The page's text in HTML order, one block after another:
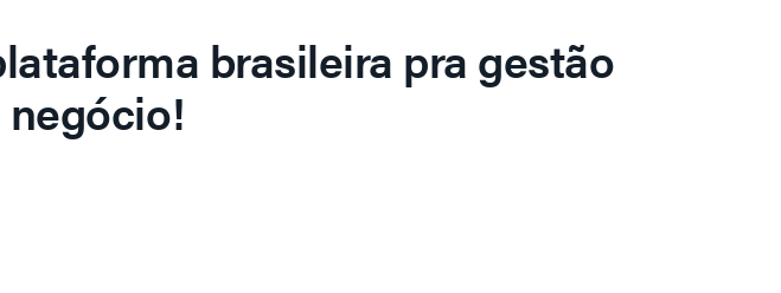
brasileira pra gestão
negócio!